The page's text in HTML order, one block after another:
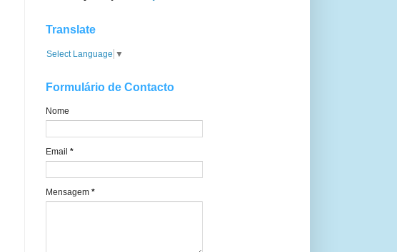
Translate
Select Language ▼
Formulário de Contacto
Nome
Email *
Mensagem *